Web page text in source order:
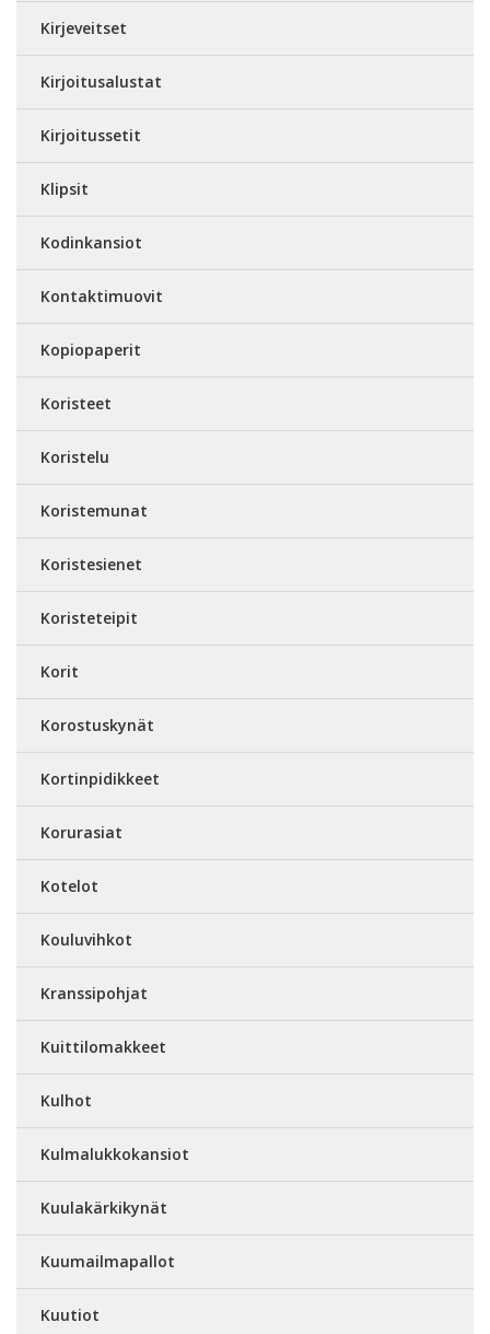
Kirjeveitset
Kirjoitusalustat
Kirjoitussetit
Klipsit
Kodinkansiot
Kontaktimuovit
Kopiopaperit
Koristeet
Koristelu
Koristemunat
Koristesienet
Koristeteipit
Korit
Korostuskynät
Kortinpidikkeet
Korurasiat
Kotelot
Kouluvihkot
Kranssipohjat
Kuittilomakkeet
Kulhot
Kulmalukkokansiot
Kuulakärkikynät
Kuumailmapallot
Kuutiot